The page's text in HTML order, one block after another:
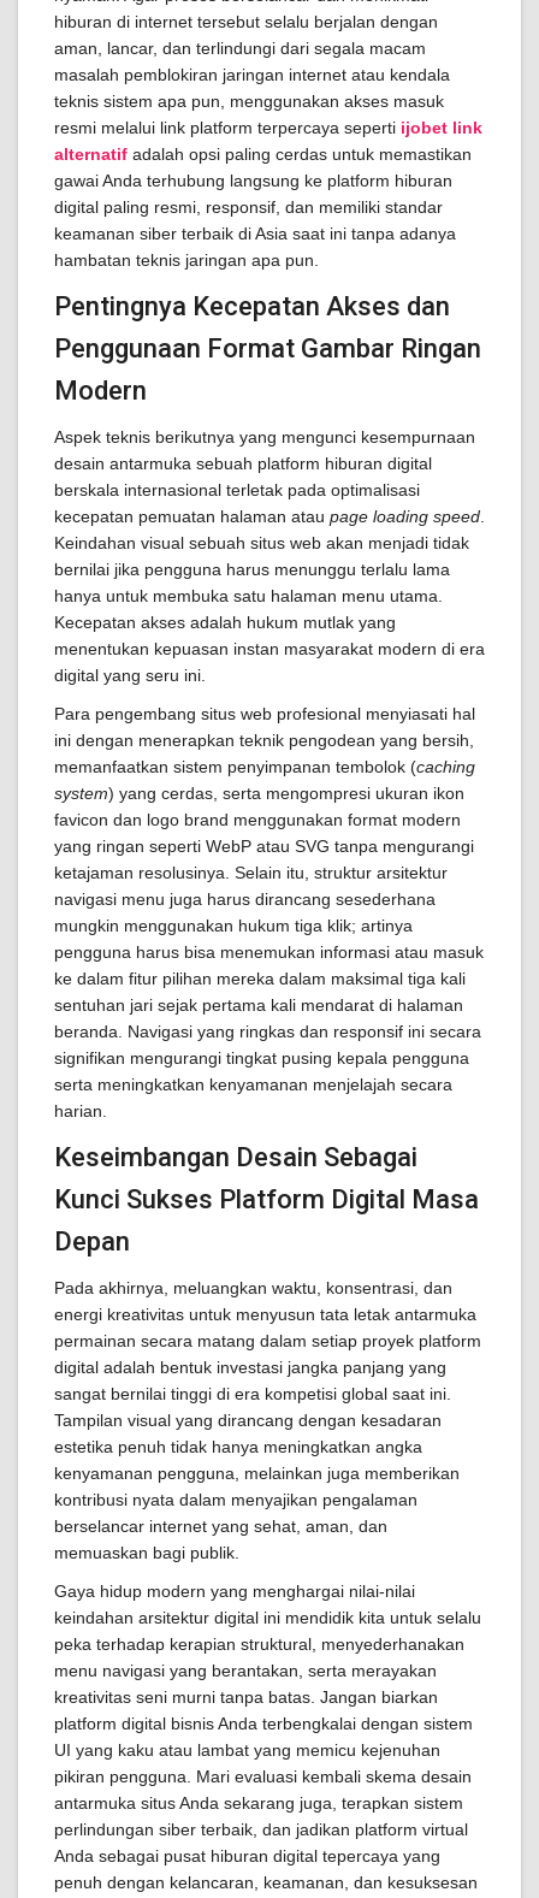
hiburan di internet tersebut selalu berjalan dengan
aman, lancar, dan terlindungi dari segala macam
masalah pemblokiran jaringan internet atau kendala
teknis sistem apa pun, menggunakan akses masuk
resmi melalui link platform terpercaya seperti ijobet link
alternatif adalah opsi paling cerdas untuk memastikan
gawai Anda terhubung langsung ke platform hiburan
digital paling resmi, responsif, dan memiliki standar
keamanan siber terbaik di Asia saat ini tanpa adanya
hambatan teknis jaringan apa pun.
Pentingnya Kecepatan Akses dan
Penggunaan Format Gambar Ringan
Modern
Aspek teknis berikutnya yang mengunci kesempurnaan
desain antarmuka sebuah platform hiburan digital
berskala internasional terletak pada optimalisasi
kecepatan pemuatan halaman atau page loading speed
Keindahan visual sebuah situs web akan menjadi tidak
bernilai jika pengguna harus menunggu terlalu lama
hanya untuk membuka satu halaman menu utama.
Kecepatan akses adalah hukum mutlak yang
menentukan kepuasan instan masyarakat modern di era
digital yang seru ini.
Para pengembang situs web profesional menyiasati hal
ini dengan menerapkan teknik pengodean yang bersih,
memanfaatkan sistem penyimpanan tembolok (caching
system) yang cerdas, serta mengompresi ukuran ikon
favicon dan logo brand menggunakan format modern
yang ringan seperti WebP atau SVG tanpa mengurangi
ketajaman resolusinya. Selain itu, struktur arsitektur
navigasi menu juga harus dirancang sesederhana
mungkin menggunakan hukum tiga klik; artinya
pengguna harus bisa menemukan informasi atau masuk
ke dalam fitur pilihan mereka dalam maksimal tiga kali
sentuhan jari sejak pertama kali mendarat di halaman
beranda. Navigasi yang ringkas dan responsif ini secara
signifikan mengurangi tingkat pusing kepala pengguna
serta meningkatkan kenyamanan menjelajah secara
harian.
Keseimbangan Desain Sebagai
Kunci Sukses Platform Digital Masa
Depan
Pada akhirnya, meluangkan waktu, konsentrasi, dan
energi kreativitas untuk menyusun tata letak antarmuka
permainan secara matang dalam setiap proyek platform
digital adalah bentuk investasi jangka panjang yang
sangat bernilai tinggi di era kompetisi global saat ini.
Tampilan visual yang dirancang dengan kesadaran
estetika penuh tidak hanya meningkatkan angka
kenyamanan pengguna, melainkan juga memberikan
kontribusi nyata dalam menyajikan pengalaman
berselancar internet yang sehat, aman, dan
memuaskan bagi publik.
Gaya hidup modern yang menghargai nilai-nilai
keindahan arsitektur digital ini mendidik kita untuk selalu
peka terhadap kerapian struktural, menyederhanakan
menu navigasi yang berantakan, serta merayakan
kreativitas seni murni tanpa batas. Jangan biarkan
platform digital bisnis Anda terbengkalai dengan sistem
UI yang kaku atau lambat yang memicu kejenuhan
pikiran pengguna. Mari evaluasi kembali skema desain
antarmuka situs Anda sekarang juga, terapkan sistem
perlindungan siber terbaik, dan jadikan platform virtual
Anda sebagai pusat hiburan digital tepercaya yang
penuh dengan kelancaran, keamanan, dan kesuksesan